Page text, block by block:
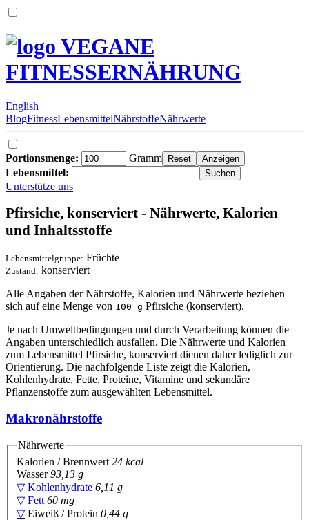
VEGANE
FITNESSERNÄHRUNG
English
BlogFitnessLebensmittelNährstoffeNährwerte
Portionsmenge:
Gramm
Lebensmittel:
Unterstütze uns
Pfirsiche, konserviert - Nährwerte, Kalorien
und Inhaltsstoffe
Lebensmittelgruppe: Früchte
Zustand: konserviert
Alle Angaben der Nährstoffe, Kalorien und Nährwerte beziehen
sich auf eine Menge von 100 g Pfirsiche (konserviert).
Je nach Umweltbedingungen und durch Verarbeitung können die
Angaben unterschiedlich ausfallen. Die Nährwerte und Kalorien
zum Lebensmittel Pfirsiche, konserviert dienen daher lediglich zur
Orientierung. Die nachfolgende Liste zeigt die Kalorien,
Kohlenhydrate, Fette, Proteine, Vitamine und sekundäre
Pflanzenstoffe zum ausgewählten Lebensmittel.
Makronährstoffe
Nährwerte
Kalorien / Brennwert 24 kcal
Wasser93,13 g
▽ Kohlenhydrate 6,11 g
▽ Fett 60 mg
▽ Eiweiß / Protein 0,44 g